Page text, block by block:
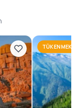
en özel rotalarını
sizlerle
TÜKENMEK